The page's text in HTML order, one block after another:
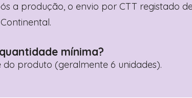
a produção, o envio por CTT registado
mínima?
do produto (geralmente 6 unidades).